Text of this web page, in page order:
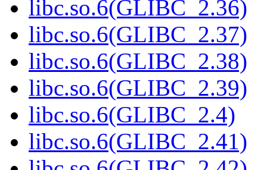
libc.so.6(GLIBC_2.36)
libc.so.6(GLIBC_2.37)
libc.so.6(GLIBC_2.38)
libc.so.6(GLIBC_2.39)
libc.so.6(GLIBC_2.4)
libc.so.6(GLIBC_2.41)